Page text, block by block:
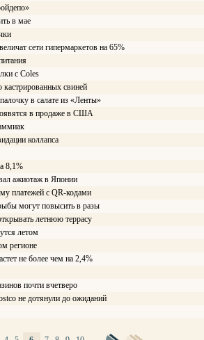
в мае
сети гипермаркетов на 65%
с Coles
свиней
в салате из «Ленты»
в продаже в США
коллапса
8,1%
ажиотаж в Японии
платежей с QR-кодами
могут повысить в разы
летнюю террасу
летом
регионе
не более чем на 2,4%
почти вчетверо
не дотянули до ожиданий